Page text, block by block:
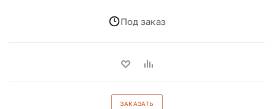
Под заказ
ЗАКАЗАТЬ